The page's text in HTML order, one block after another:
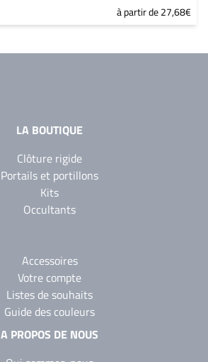
à partir de 27,68€
LA BOUTIQUE
Clôture rigide
Portails et portillons
Kits
Occultants
Accessoires
Votre compte
Listes de souhaits
Guide des couleurs
A PROPOS DE NOUS